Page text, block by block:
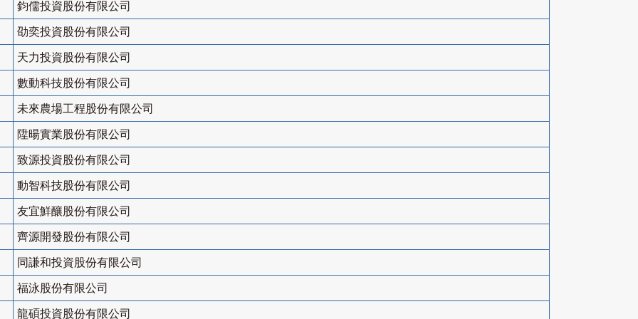
鈞儒投資股份有限公司
劭奕投資股份有限公司
天力投資股份有限公司
數動科技股份有限公司
未來農場工程股份有限公司
陞暘實業股份有限公司
致源投資股份有限公司
動智科技股份有限公司
友宜鮮釀股份有限公司
齊源開發股份有限公司
同謙和投資股份有限公司
福泳股份有限公司
龍碩投資股份有限公司